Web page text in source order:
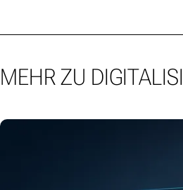
MEHR ZU